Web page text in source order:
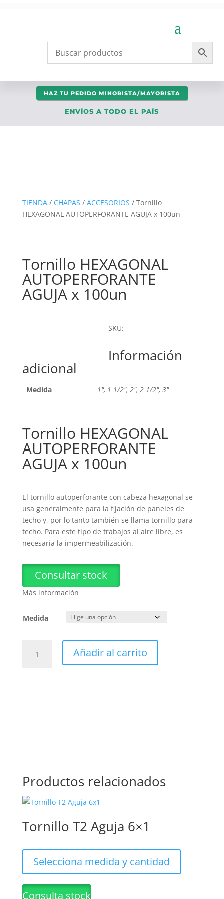
HAZ TU PEDIDO MINORISTA/MAYORISTA
ENVÍOS A TODO EL PAÍS
TIENDA/ CHAPAS / ACCESORIOS / Tornillo
HEXAGONAL AUTOPERFORANTE AGUJA x 100un
Tornillo HEXAGONAL
AUTOPERFORANTE
AGUJA x 100un
SKU:
Información
adicional
Medida 1", 1 1/2", 2", 2 1/2", 3"
Tornillo HEXAGONAL
AUTOPERFORANTE
AGUJA x 100un
El tornillo autoperforante con cabeza hexagonal se
usa generalmente para la fijación de paneles de
techo y, por lo tanto también se llama tornillo para
techo. Para este tipo de trabajos al aire libre, es
necesaria la impermeabilización.
Consultar stock
Más información
Medida
HEXAGONAL
AUTOPERFORANTE
Añadir al carrito
Productos relacionados
Tornillo T2 Aguja 6×1
Selecciona medida y cantidad
Consulta stock